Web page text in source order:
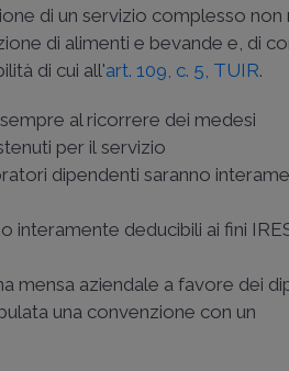
di un servizio complesso non
di alimenti e bevande e, di
di cui all'art. 109, c. 5, TUIR.
, sempre al ricorrere dei medesi
per il servizio
dipendenti saranno
interamente deducibili ai fini
mensa aziendale a favore dei
una convenzione con un